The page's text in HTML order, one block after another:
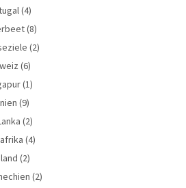
(4)
(8)
(2)
(6)
(1)
(9)
(2)
(4)
(2)
(2)